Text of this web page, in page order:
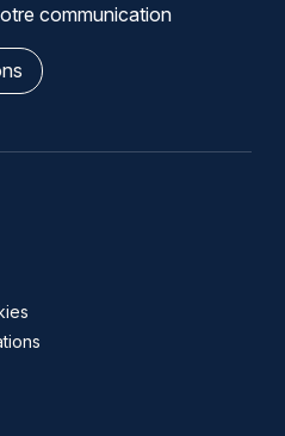
communication